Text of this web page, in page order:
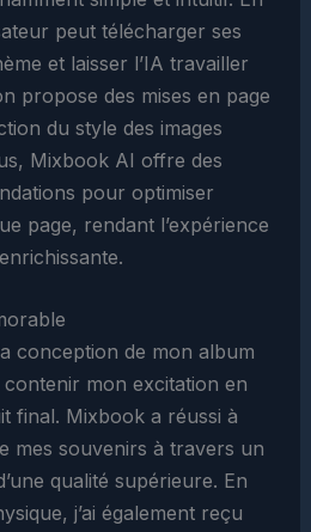
peut télécharger ses
et laisser l’IA travailler
propose des mises en page
du style des images
Mixbook AI offre des
pour optimiser
page, rendant l’expérience
conception de mon album
contenir mon excitation en
final. Mixbook a réussi à
mes souvenirs à travers un
qualité supérieure. En
j’ai également reçu